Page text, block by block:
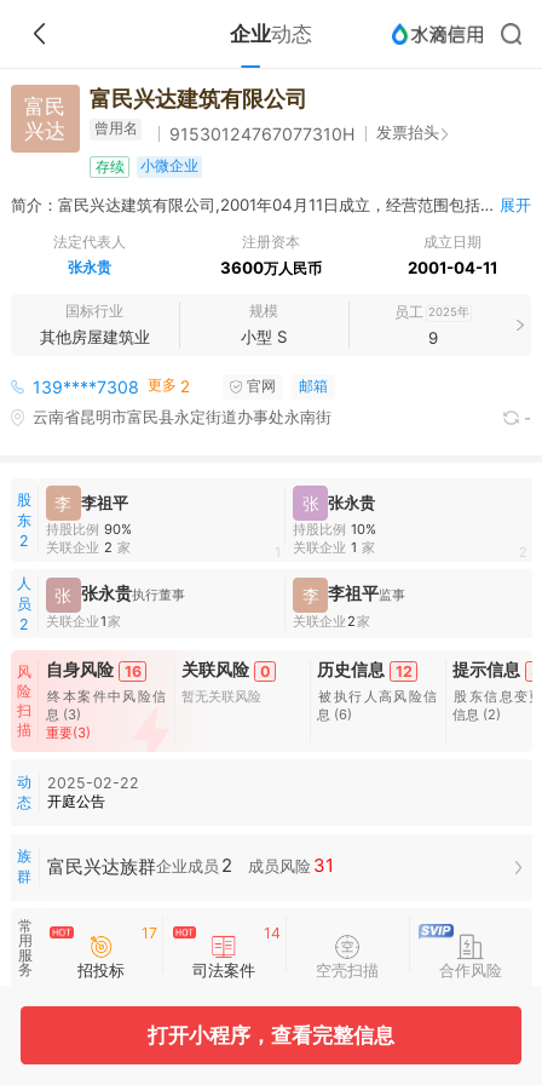
企业动态
富民
兴达
富民兴达建筑有限公司
曾用名 91530124767077310H 发票抬头
存续 小微企业
简介：富民兴达建筑有限公司,2001年04月11日成立，经营范围包括房屋建筑工程施工总承包；五金、建材的销售 展开
法定代表人
张永贵
注册资本
3600万人民币
成立日期
2001-04-11
国标行业
其他房屋建筑业
规模
小型 S
员工 2025年
9
139****7308 更多 2 官网 邮箱
云南省昆明市富民县永定街道办事处永南街 -
股
东
2
李 李祖平
持股比例 90%
关联企业 2 家 1
张 张永贵
持股比例 10%
关联企业 1 家 2
人
员
2
张 张永贵执行董事
关联企业1家
李 李祖平监事
关联企业 2家
风
险
扫
描
自身风险 16
终本案件中风险信
息 (3)
重要(3)
关联风险 0
暂无关联风险
历史信息 12
被执行人高风险信
息 (6)
提示信息 3
股东信息变
信息 (2)
动
态
2025-02-22
开庭公告
族
群
富民兴达族群企业成员 2 成员风险 31
常
用
服
务
17
招投标
14
司法案件 空壳扫描 合作风险
水
谱
打开小程序，查看完整信息